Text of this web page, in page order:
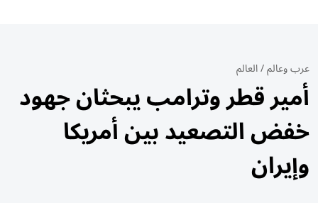
عرب وعالم/العالم
أمير قطر وترامب يبحثان جهود
خفض التصعيد بين أمريكا
وإيران